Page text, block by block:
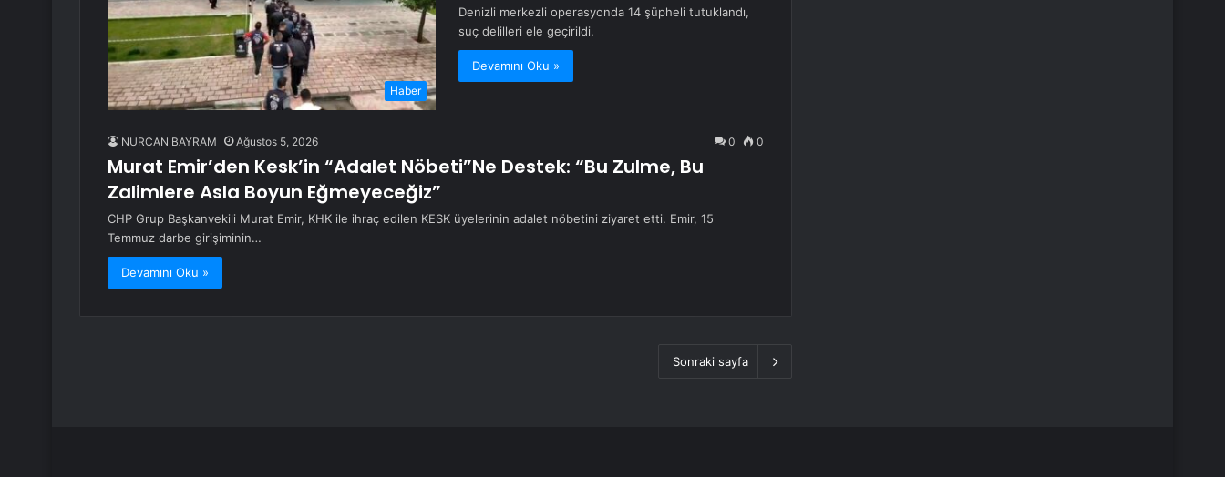
Haber
Denizli merkezli operasyonda 14 şüpheli tutuklandı,
suç delilleri ele geçirildi.
Devamını Oku »
NURCAN BAYRAM Ağustos 5, 2026 0 0
Murat Emir’den Kesk’in “Adalet Nöbeti”Ne Destek: “Bu Zulme, Bu
Zalimlere Asla Boyun Eğmeyeceğiz”
CHP Grup Başkanvekili Murat Emir, KHK ile ihraç edilen KESK üyelerinin adalet nöbetini ziyaret etti. Emir, 15
Temmuz darbe girişiminin…
Devamını Oku »
Sonraki sayfa